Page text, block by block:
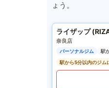
ょう。
ライザップ
奈良店
パーソナルジム
駅
駅から5分以内のジム